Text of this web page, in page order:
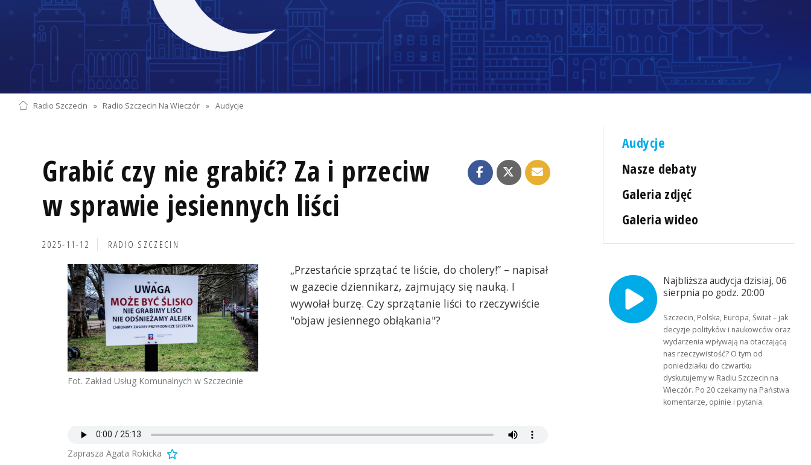
Radio Szczecin » Radio Szczecin Na Wieczór » Audycje
Grabić czy nie grabić? Za i przeciw
w sprawie jesiennych liści
2025-11-12 RADIO SZCZECIN
Fot. Zakład Usług Komunalnych w Szczecinie
„Przestańcie sprzątać te liście, do cholery!” – napisał
w gazecie dziennikarz, zajmujący się nauką. I
wywołał burzę. Czy sprzątanie liści to rzeczywiście
"objaw jesiennego obłąkania"?
Zaprasza Agata Rokicka
Audycje
Nasze debaty
Galeria zdjęć
Galeria wideo
Najbliższa audycja dzisiaj, 06
sierpnia po godz. 20:00
Szczecin, Polska, Europa, Świat – jak
decyzje polityków i naukowców oraz
wydarzenia wpływają na otaczającą
nas rzeczywistość? O tym od
poniedziałku do czwartku
dyskutujemy w Radiu Szczecin na
Wieczór. Po 20 czekamy na Państwa
komentarze, opinie i pytania.